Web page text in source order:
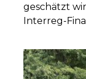
geschätzt
Interreg-